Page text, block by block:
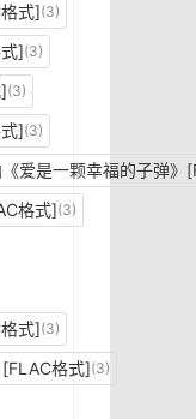
式](3)
](3)
(3)
](3)
爱是一颗幸福的子弹》
格式](3)
式](3)
格式](3)